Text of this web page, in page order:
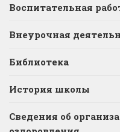
Воспитательная
Внеурочная
Библиотека
История школы
Сведения об